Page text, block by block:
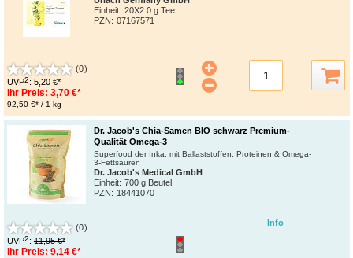
Einheit: 20X2.0 g Tee
PZN: 07167571
(0)
UVP2: 5,20 €*
Ihr Preis: 3,70 €*
92,50 €* / 1 kg
Info
Dr. Jacob's Chia-Samen BIO schwarz Premium-
Qualität Omega-3
Superfood der Inka: mit Ballaststoffen, Proteinen & Omega-
3-Fettsäuren
Dr. Jacob's Medical GmbH
Einheit: 700 g Beutel
PZN: 18441070
(0)
UVP2: 11,95 €*
Ihr Preis: 9,14 €*